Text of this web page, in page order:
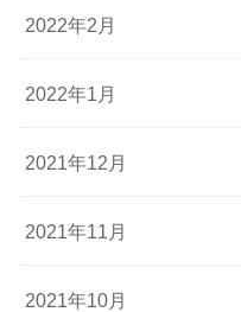
2022年2月
2022年1月
2021年12月
2021年11月
2021年10月